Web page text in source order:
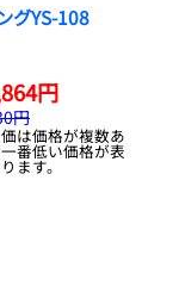
グYS-108
円
円
は価格が複数あ
番低い価格が表
ます。